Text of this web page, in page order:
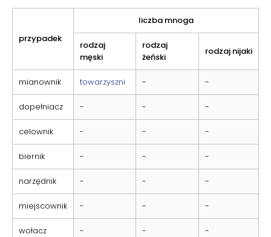
przypadek
liczba mnoga
rodzaj
męski
rodzaj
żeński
rodzaj nijaki
mianownik towarzyszni - -
dopełniacz - - -
celownik - - -
biernik - - -
narzędnik - - -
miejscownik - - -
wołacz - - -